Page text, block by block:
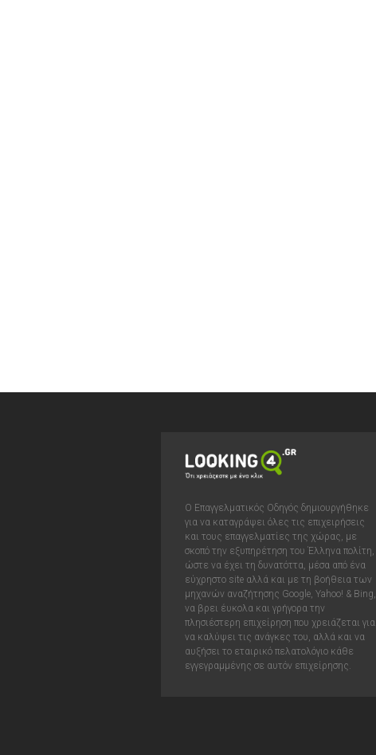
Ο Επαγγελματικός Οδηγός δημιουργήθηκε
για να καταγράψει όλες τις επιχειρήσεις
και τους επαγγελματίες της χώρας, με
σκοπό την εξυπηρέτηση του Έλληνα πολίτη,
ώστε να έχει τη δυνατόττα, μέσα από ένα
εύχρηστο site αλλά και με τη βοήθεια των
μηχανών αναζήτησης Google, Yahoo! & Bing,
να βρει έυκολα και γρήγορα την
πλησιέστερη επιχείρηση που χρειάζεται για
να καλύψει τις ανάγκες του, αλλά και να
αυξήσει το εταιρικό πελατολόγιο κάθε
εγγεγραμμένης σε αυτόν επιχείρησης.